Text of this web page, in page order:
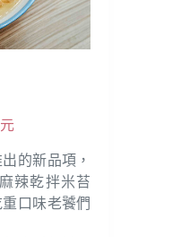
的新品項，
辣乾拌米苔
口味老饕們